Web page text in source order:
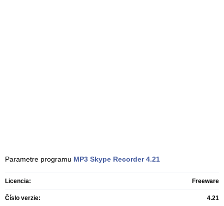
Parametre programu MP3 Skype Recorder 4.21
Licencia: Freeware
Číslo verzie: 4.21